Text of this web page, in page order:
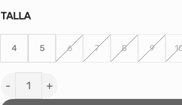
TALLA
4 5 6 7 8 9
GUANTES DE ARQUERO FÚTBOL